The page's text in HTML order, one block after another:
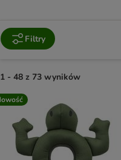
Filtry
1 - 48 z 73 wyników
product items have been changed